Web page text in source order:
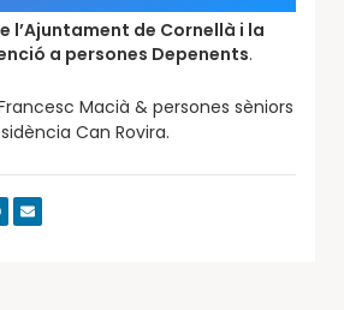
l’Ajuntament de Cornellà i la
a persones Depenents.
Macià & persones sèniors
Can Rovira.